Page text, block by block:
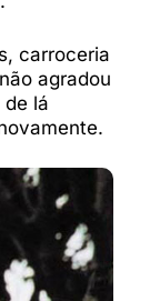
carroceria
agradou
de lá